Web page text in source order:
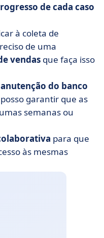
de cada caso
à coleta de
de uma
vendas que faça isso
do banco
garantir que as
semanas ou
para que
às mesmas